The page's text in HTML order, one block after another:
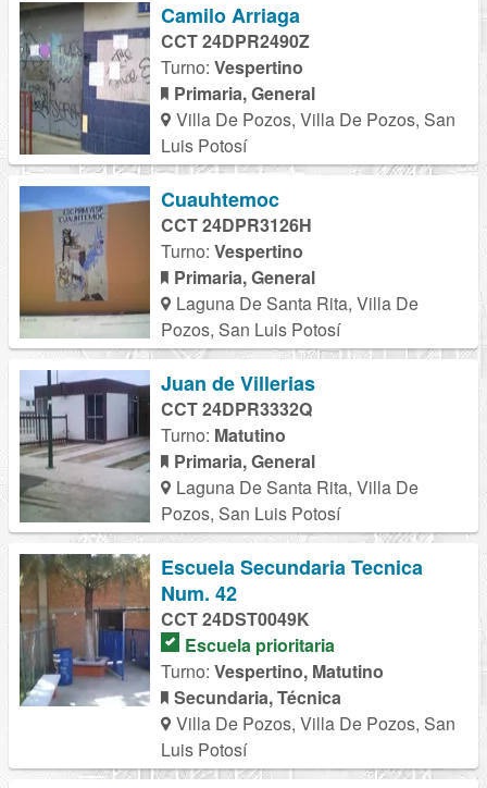
Camilo Arriaga
CCT 24DPR2490Z
Turno: Vespertino
Primaria, General
Villa De Pozos, Villa De Pozos, San
Luis Potosí
Cuauhtemoc
CCT 24DPR3126H
Turno: Vespertino
Primaria, General
Laguna De Santa Rita, Villa De
Pozos, San Luis Potosí
Juan de Villerias
CCT 24DPR3332Q
Turno: Matutino
Primaria, General
Laguna De Santa Rita, Villa De
Pozos, San Luis Potosí
Escuela Secundaria Tecnica
Num. 42
CCT 24DST0049K
Escuela prioritaria
Turno: Vespertino, Matutino
Secundaria, Técnica
Villa De Pozos, Villa De Pozos, San
Luis Potosí